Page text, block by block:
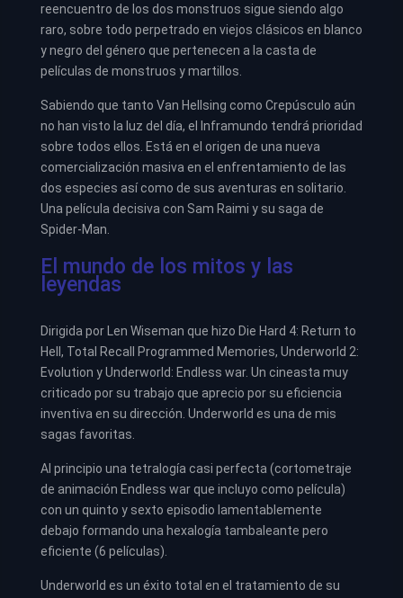
reencuentro de los dos monstruos sigue siendo algo
raro, sobre todo perpetrado en viejos clásicos en blanco
y negro del género que pertenecen a la casta de
películas de monstruos y martillos.
Sabiendo que tanto Van Hellsing como Crepúsculo aún
no han visto la luz del día, el Inframundo tendrá prioridad
sobre todos ellos. Está en el origen de una nueva
comercialización masiva en el enfrentamiento de las
dos especies así como de sus aventuras en solitario.
Una película decisiva con Sam Raimi y su saga de
Spider-Man.
El mundo de los mitos y las
leyendas
Dirigida por Len Wiseman que hizo Die Hard 4: Return to
Hell, Total Recall Programmed Memories, Underworld 2:
Evolution y Underworld: Endless war. Un cineasta muy
criticado por su trabajo que aprecio por su eficiencia
inventiva en su dirección. Underworld es una de mis
sagas favoritas.
Al principio una tetralogía casi perfecta (cortometraje
de animación Endless war que incluyo como película)
con un quinto y sexto episodio lamentablemente
debajo formando una hexalogía tambaleante pero
eficiente (6 películas).
Underworld es un éxito total en el tratamiento de su